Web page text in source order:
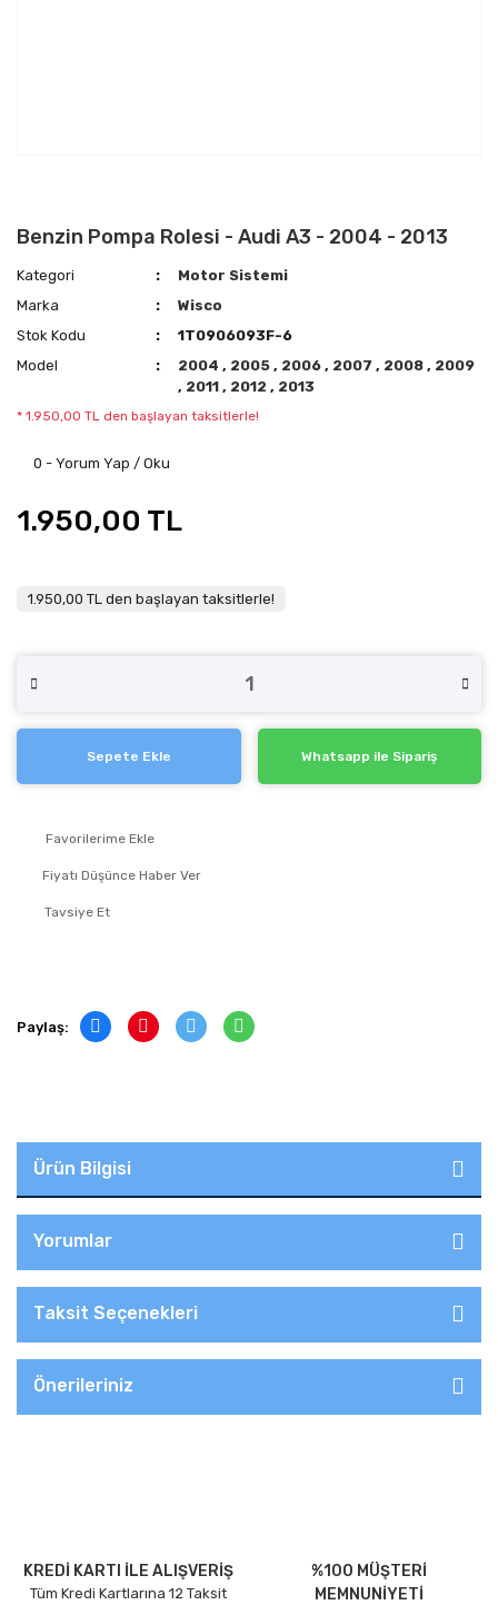
Benzin Pompa Rolesi - Audi A3 - 2004 - 2013
Kategori
Motor Sistemi
Marka
Wisco
Stok Kodu
1T0906093F-6
Model
2004, 2005, 2006, 2007, 2008, 2009
, 2011, 2012, 2013
* 1.950,00 TL den başlayan taksitlerle!
0 - Yorum Yap / Oku
1.950,00 TL
1.950,00 TL den başlayan taksitlerle!
Sepete Ekle Whatsapp ile Sipariş
Fiyatı Düşünce Haber Ver
Tavsiye Et
Paylaş:
Ürün Bilgisi
Yorumlar
Taksit Seçenekleri
Önerileriniz
KREDİ KARTI İLE ALIŞVERİŞ
Tüm Kredi Kartlarına 12 Taksit
%100 MÜŞTERİ
MEMNUNİYETİ